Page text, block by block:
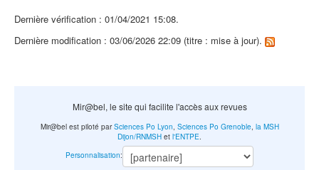
Dernière vérification : 01/04/2021 15:08.
Dernière modification : 03/06/2026 22:09 (titre : mise à jour).
Mir@bel, le site qui facilite l'accès aux revues
Mir@bel est piloté parSciences Po Lyon Sciences Po Grenoble, la MSH
Dijon/RNMSH et l'ENTPE
Personnalisation: